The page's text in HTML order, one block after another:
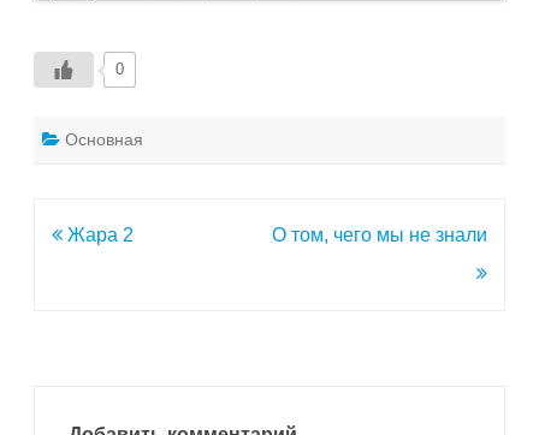
0
Основная
Навигация
Жара 2 О том, чего мы не знали